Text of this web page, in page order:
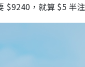
$9240，就算 $5 半